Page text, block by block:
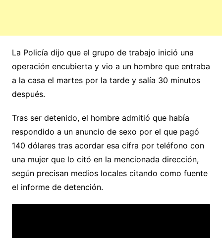
La Policía dijo que el grupo de trabajo inició una
operación encubierta y vio a un hombre que entraba
a la casa el martes por la tarde y salía 30 minutos
después.
Tras ser detenido, el hombre admitió que había
respondido a un anuncio de sexo por el que pagó
140 dólares tras acordar esa cifra por teléfono con
una mujer que lo citó en la mencionada dirección,
según precisan medios locales citando como fuente
el informe de detención.